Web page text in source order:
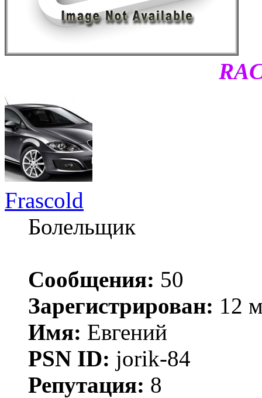
Frascold
Болельщик
Сообщения: 50
Зарегистрирован: 12
Имя: Евгений
PSN ID: jorik-84
Репутация: 8